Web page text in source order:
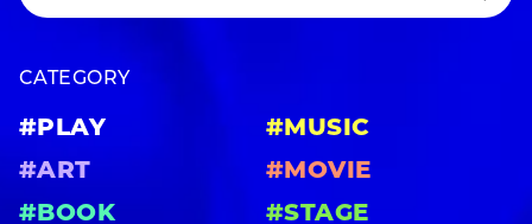
CATEGORY
#PLAY
#MUSIC
#ART
#MOVIE
#BOOK
#STAGE